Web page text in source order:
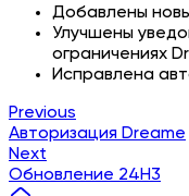
Добавлены
Улучшены
ограничениях
Исправлена
Previous
Авторизация Dreame
Next
Обновление 24H3